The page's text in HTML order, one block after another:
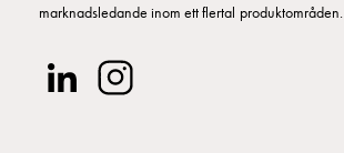
marknadsledande inom ett flertal produktområden.